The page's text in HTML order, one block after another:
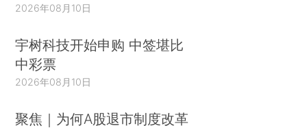
2026年08月10日
宇树科技开始申购 中签堪比
中彩票
2026年08月10日
聚焦｜为何A股退市制度改革